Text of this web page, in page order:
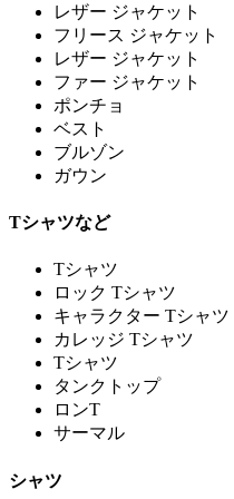
レザー ジャケット
フリース ジャケット
レザー ジャケット
ファー ジャケット
ポンチョ
ベスト
ブルゾン
ガウン
Tシャツなど
Tシャツ
ロック Tシャツ
キャラクター Tシャツ
カレッジ Tシャツ
Tシャツ
タンクトップ
ロンT
サーマル
シャツ